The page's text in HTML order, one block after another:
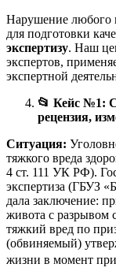
Нарушение любого
для подготовки
экспертизу. Наш
экспертов,
экспертной
📂 Кейс №1:
рецензия,
Ситуация:
тяжкого вреда
4 ст. 111 УК РФ).
экспертиза (ГБУЗ
дала заключение:
живота с разрывом
тяжкий вред по
(обвиняемый)
жизни в момент